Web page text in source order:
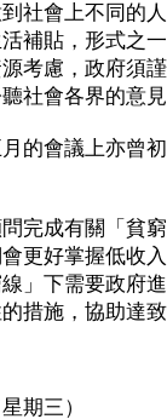
到社會上不同的
補貼，形式之
考慮，政府須
社會各界的意
會議上亦曾初
成有關「貧窮
更好掌握低收
」下需要政府
措施，協助達
期三）